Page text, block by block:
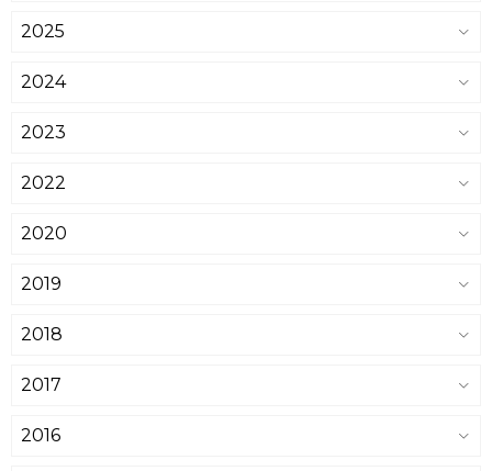
2025
2024
2023
2022
2020
2019
2018
2017
2016